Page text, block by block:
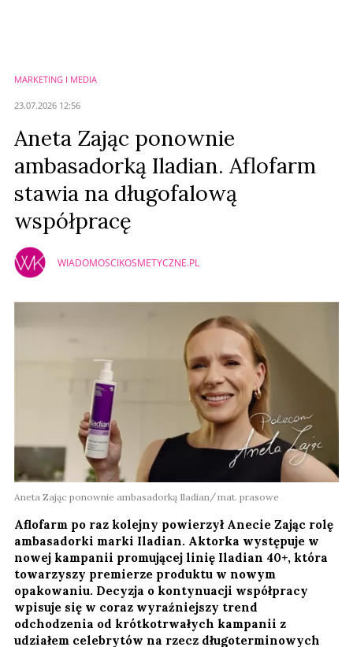
MARKETING I MEDIA
23.07.2026 12:56
Aneta Zając ponownie
ambasadorką Iladian. Aflofarm
stawia na długofalową
współpracę
WIADOMOSCIKOSMETYCZNE.PL
Aneta Zając ponownie ambasadorką Iladian mat. prasowe
Aflofarm po raz kolejny powierzył Anecie Zając rolę
ambasadorki marki Iladian. Aktorka występuje w
nowej kampanii promującej linię Iladian 40+, która
towarzyszy premierze produktu w nowym
opakowaniu. Decyzja o kontynuacji współpracy
wpisuje się w coraz wyraźniejszy trend
odchodzenia od krótkotrwałych kampanii z
udziałem celebrytów na rzecz długoterminowych